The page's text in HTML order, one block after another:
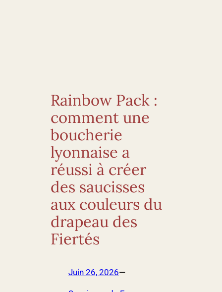
Rainbow Pack :
comment une
boucherie
lyonnaise a
réussi à créer
des saucisses
aux couleurs du
drapeau des
Fiertés
Juin 26, 2026—